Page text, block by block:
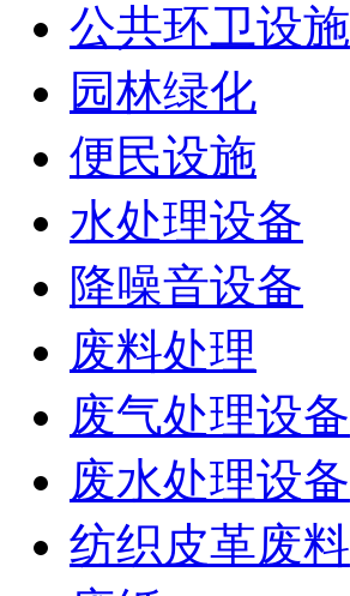
公共环卫设施
园林绿化
便民设施
水处理设备
降噪音设备
废料处理
废气处理设备
废水处理设备
纺织皮革废料